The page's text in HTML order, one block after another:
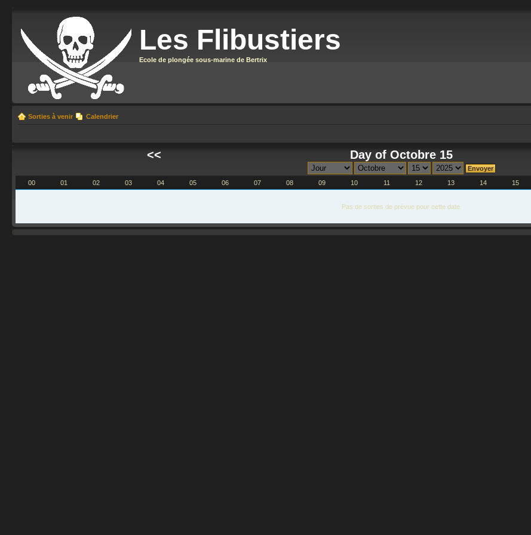
Les Flibustiers
Ecole de plongée sous-marine de Bertrix
Sorties à venir Calendrier
<< Day of Octobre 15
00 01 02 03 04 05 06 07 08 09 10 11 12 13 14 15
Pas de sorties de prévue pour cette date